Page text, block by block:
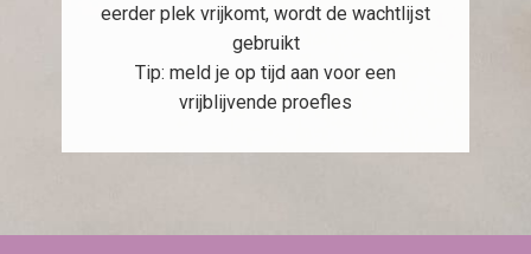
eerder plek vrijkomt, wordt de wachtlijst
gebruikt
Tip: meld je op tijd aan voor een
vrijblijvende proefles